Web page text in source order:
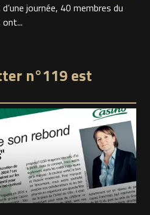
journée, 40 membres du
n°119 est